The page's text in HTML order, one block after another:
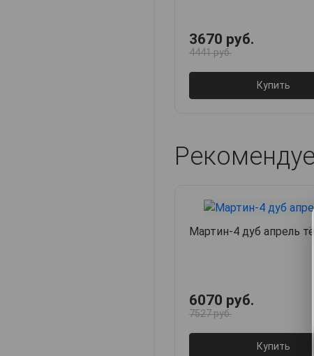
3670 руб.
4441 руб.
Купить
Мартин-4 дуб апрель
6070 руб.
7527 руб.
Купить